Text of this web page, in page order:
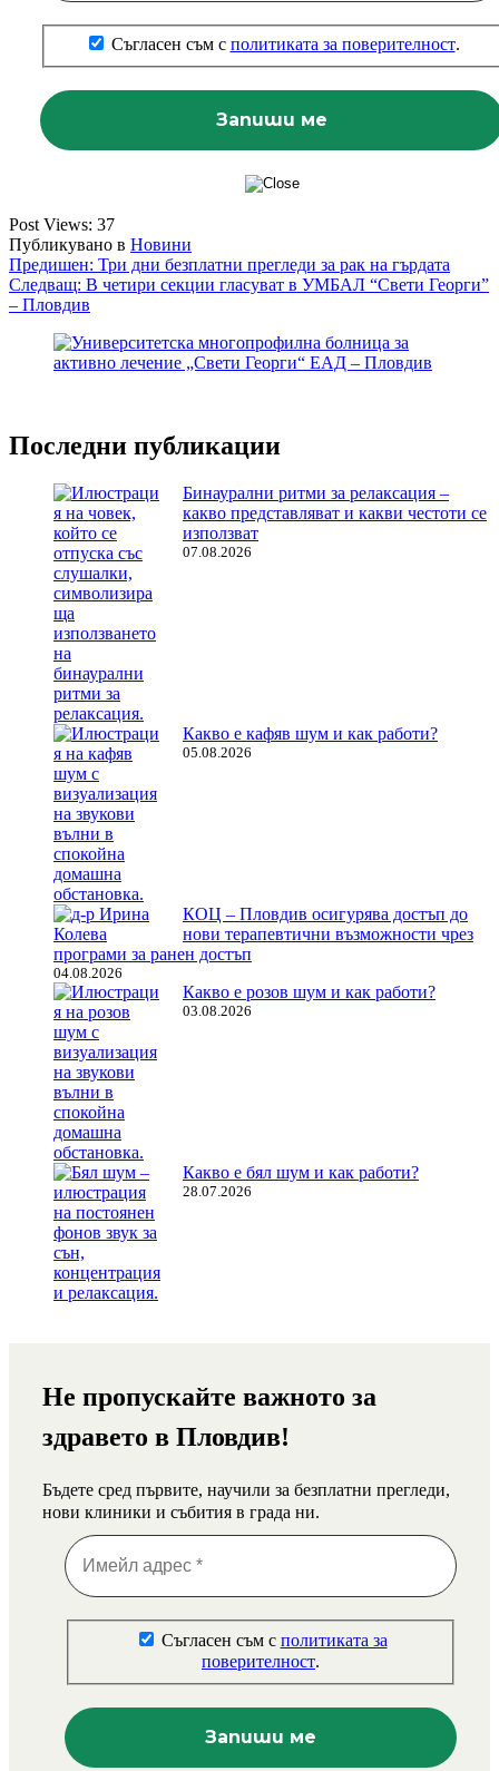
Съгласен съм с политиката за поверителност.
Post Views: 37
Публикувано в Новини
Навигация
Предишен: Три дни безплатни прегледи за рак на гърдата
Следващ: В четири секции гласуват в УМБАЛ “Свети Георги”
– Пловдив
Последни публикации
Бинаурални ритми за релаксация –
какво представляват и какви честоти се
използват
07.08.2026
Какво е кафяв шум и как работи?
05.08.2026
КОЦ – Пловдив осигурява достъп до
нови терапевтични възможности чрез
програми за ранен достъп
04.08.2026
Какво е розов шум и как работи?
03.08.2026
Какво е бял шум и как работи?
28.07.2026
Не пропускайте важното за
здравето в Пловдив!
Бъдете сред първите, научили за безплатни прегледи,
нови клиники и събития в града ни.
Съгласен съм с политиката за
поверителност.